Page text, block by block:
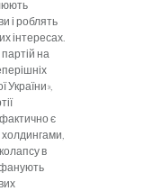
і роблять
інтересах.
партій на
України»,
фактично є
в